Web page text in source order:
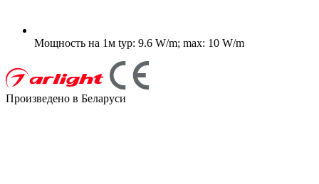
Мощность на 1м typ: 9.6 W/m; max: 10 W/m
Произведено в Беларуси